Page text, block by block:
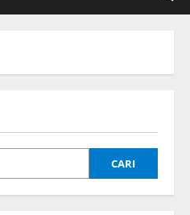
CARI